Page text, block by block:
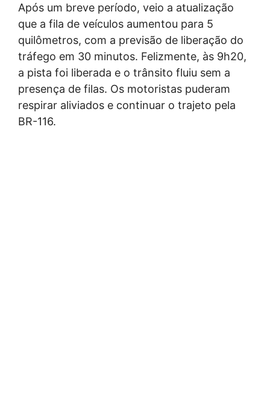
Após um breve período, veio a atualização
que a fila de veículos aumentou para 5
quilômetros, com a previsão de liberação do
tráfego em 30 minutos. Felizmente, às 9h20,
a pista foi liberada e o trânsito fluiu sem a
presença de filas. Os motoristas puderam
respirar aliviados e continuar o trajeto pela
BR-116.